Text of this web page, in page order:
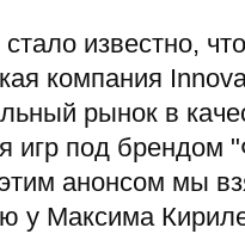
известно, что
компания
рынок в
игр под брендом
анонсом мы
у Максима